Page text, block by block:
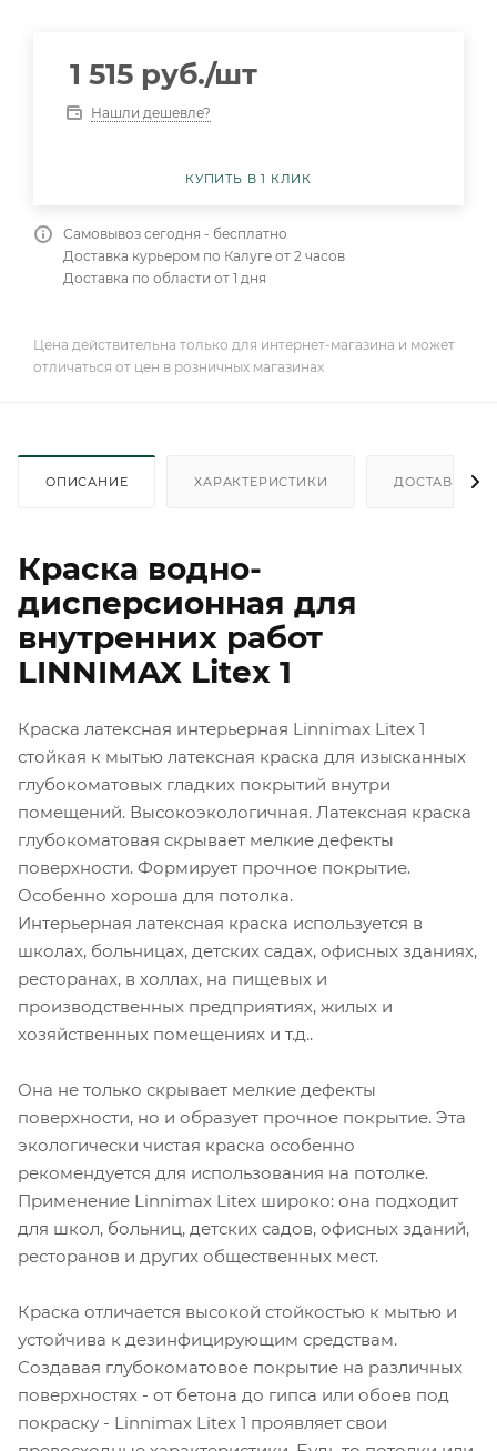
1 515 руб./шт
Нашли дешевле?
КУПИТЬ В 1 КЛИК
Самовывоз сегодня - бесплатно
Доставка курьером по Калуге от 2 часов
Доставка по области от 1 дня
Цена действительна только для интернет-магазина и может
отличаться от цен в розничных магазинах
ОПИСАНИЕ ХАРАКТЕРИСТИКИ ДОСТАВКА
Краска водно-
дисперсионная для
внутренних работ
LINNIMAX Litex 1
Краска латексная интерьерная Linnimax Litex 1
стойкая к мытью латексная краска для изысканных
глубокоматовых гладких покрытий внутри
помещений. Высокоэкологичная. Латексная краска
глубокоматовая скрывает мелкие дефекты
поверхности. Формирует прочное покрытие.
Особенно хороша для потолка.
Интерьерная латексная краска используется в
школах, больницах, детских садах, офисных зданиях,
ресторанах, в холлах, на пищевых и
производственных предприятиях, жилых и
хозяйственных помещениях и т.д..
Она не только скрывает мелкие дефекты
поверхности, но и образует прочное покрытие. Эта
экологически чистая краска особенно
рекомендуется для использования на потолке.
Применение Linnimax Litex широко: она подходит
для школ, больниц, детских садов, офисных зданий,
ресторанов и других общественных мест.
Краска отличается высокой стойкостью к мытью и
устойчива к дезинфицирующим средствам.
Создавая глубокоматовое покрытие на различных
поверхностях - от бетона до гипса или обоев под
покраску - Linnimax Litex 1 проявляет свои